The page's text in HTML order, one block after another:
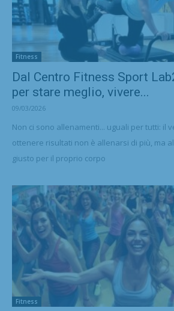
Fitness
Dal Centro Fitness Sport
per stare meglio, vivere...
09/03/2026
Non ci sono allenamenti... uguali per tutti: il
ottenere risultati non è allenarsi di più, ma
giusto per il proprio corpo
Fitness